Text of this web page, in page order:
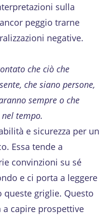
sulla
peggio trarne
negative.
che ciò che
che siano persone,
sempre o che
tempo.
e sicurezza per un
Essa tende a
convinzioni su sé
e ci porta a leggere
queste griglie. Questo
capire prospettive